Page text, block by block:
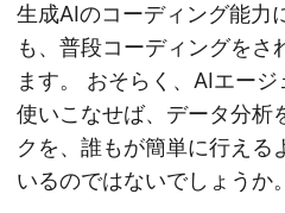
生成AIのコーディング能力
も、普段コーディングをさ
ます。 おそらく、AIエー
使いこなせば、データ分析
クを、誰もが簡単に行える
いるのではないでしょうか。